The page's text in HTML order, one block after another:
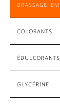
BRASSAGE,
COLORANTS
ÉDULCORANTS
GLYCÉRINE